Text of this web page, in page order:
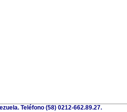
Teléfono (58) 0212-662.89.27.